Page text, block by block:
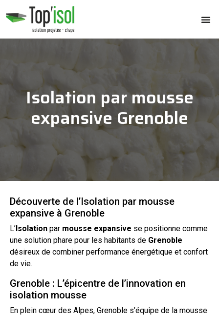
Isolation par mousse
expansive Grenoble
Découverte de l’Isolation par mousse
expansive à Grenoble
L’Isolation par mousse expansive se positionne comme
une solution phare pour les habitants de Grenoble
désireux de combiner performance énergétique et confort
de vie.
Grenoble : L’épicentre de l’innovation en
isolation mousse
En plein cœur des Alpes, Grenoble s’équipe de la mousse